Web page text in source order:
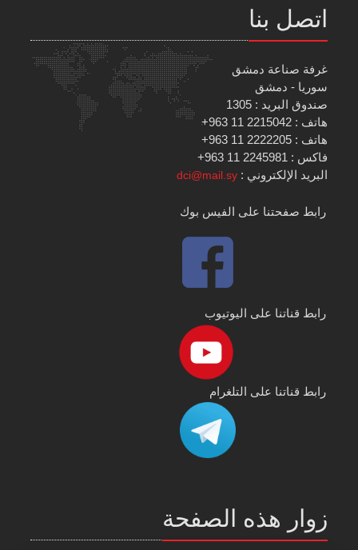
اتصل بنا
غرفة صناعة دمشق
سوريا - دمشق
صندوق البريد : 1305
هاتف : 2215042 11 963+
هاتف : 2222205 11 963+
فاكس : 2245981 11 963+
البريد الإلكتروني :dci@mail.sy
رابط صفحتنا على الفيس بوك
رابط قناتنا على اليوتيوب
رابط قناتنا على التلغرام
زوار هذه الصفحة